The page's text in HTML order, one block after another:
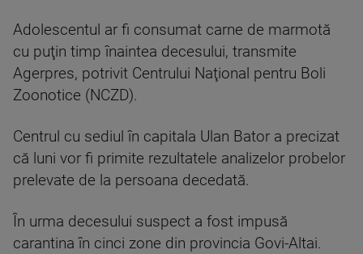
Adolescentul ar fi consumat carne de marmotă
cu puţin timp înaintea decesului, transmite
Agerpres, potrivit Centrului Naţional pentru Boli
Zoonotice (NCZD).
Centrul cu sediul în capitala Ulan Bator a precizat
că luni vor fi primite rezultatele analizelor probelor
prelevate de la persoana decedată.
În urma decesului suspect a fost impusă
carantina în cinci zone din provincia Govi-Altai.